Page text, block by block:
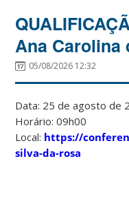
Ana Carolina
05/08/2026 12:32
Data: 25 de agosto de
Horário: 09h00
Local: https://
silva-da-rosa